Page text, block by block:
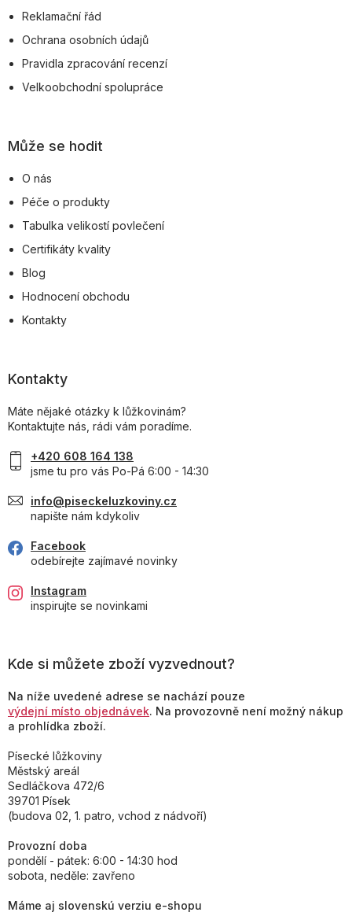
Reklamační řád
Ochrana osobních údajů
Pravidla zpracování recenzí
Velkoobchodní spolupráce
Může se hodit
O nás
Péče o produkty
Tabulka velikostí povlečení
Certifikáty kvality
Blog
Hodnocení obchodu
Kontakty
Kontakty
Máte nějaké otázky k lůžkovinám?
Kontaktujte nás, rádi vám poradíme.
+420 608 164 138
jsme tu pro vás Po-Pá 6:00 - 14:30
info@piseckeluzkoviny.cz
napište nám kdykoliv
Facebook
odebírejte zajímavé novinky
Instagram
inspirujte se novinkami
Kde si můžete zboží vyzvednout?
Na níže uvedené adrese se nachází pouze
výdejní místo objednávek. Na provozovně není možný nákup
a prohlídka zboží.
Písecké lůžkoviny
Městský areál
Sedláčkova 472/6
39701 Písek
(budova 02, 1. patro, vchod z nádvoří)
Provozní doba
pondělí - pátek: 6:00 - 14:30 hod
sobota, neděle: zavřeno
Máme aj slovenskú verziu e-shopu